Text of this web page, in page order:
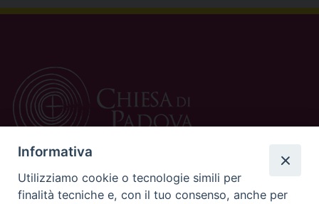
Informativa
Utilizziamo cookie o tecnologie simili per
finalità tecniche e, con il tuo consenso, anche per